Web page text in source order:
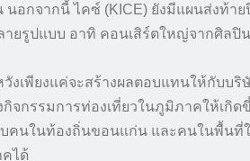
กจากนี้ ไคซ์ (KICE) ยังมีแผนส่งท้าย
ยรูปแบบ อาทิ คอนเสิร์ตใหญ่จากศิล
งเพียงแค่จะสร้างผลตอบแทนให้กับบ
จกรรมการท่องเที่ยวในภูมิภาคให้เกิ
คนในท้องถิ่นขอนแก่น และคนในพื้นที่ใ
ได้